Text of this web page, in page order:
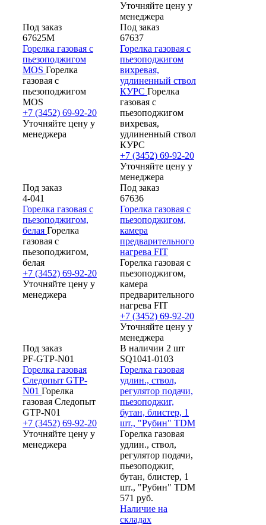
Уточняйте цену у
менеджера
Под заказ
67625М
Горелка газовая с
пьезоподжигом
MOS Горелка
газовая с
пьезоподжигом
MOS
+7 (3452) 69-92-20
Уточняйте цену у
менеджера
Под заказ
67637
Горелка газовая с
пьезоподжигом
вихревая,
удлиненный ствол
КУРС Горелка
газовая с
пьезоподжигом
вихревая,
удлиненный ствол
КУРС
+7 (3452) 69-92-20
Уточняйте цену у
менеджера
Под заказ
4-041
Горелка газовая с
пьезоподжигом,
белая Горелка
газовая с
пьезоподжигом,
белая
+7 (3452) 69-92-20
Уточняйте цену у
менеджера
Под заказ
67636
Горелка газовая с
пьезоподжигом,
камера
предварительного
нагрева FIT
Горелка газовая с
пьезоподжигом,
камера
предварительного
нагрева FIT
+7 (3452) 69-92-20
Уточняйте цену у
менеджера
Под заказ
PF-GTP-N01
Горелка газовая
Следопыт GTP-
N01 Горелка
газовая Следопыт
GTP-N01
+7 (3452) 69-92-20
Уточняйте цену у
менеджера
В наличии 2 шт
SQ1041-0103
Горелка газовая
удлин., ствол,
регулятор подачи,
пьезоподжиг,
бутан, блистер, 1
шт., "Рубин" TDM
Горелка газовая
удлин., ствол,
регулятор подачи,
пьезоподжиг,
бутан, блистер, 1
шт., "Рубин" TDM
571 руб.
Наличие на
складах